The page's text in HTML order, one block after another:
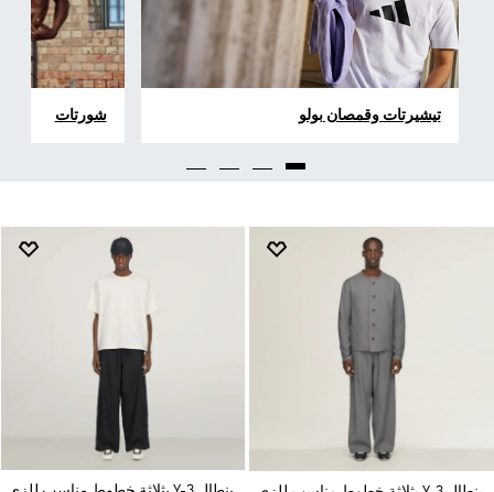
تيشيرتات وقمصان بولو شورتات